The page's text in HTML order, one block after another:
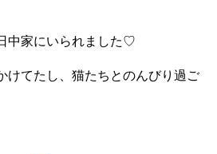
中家にいられました♡
けてたし、猫たちとのんびり過ご